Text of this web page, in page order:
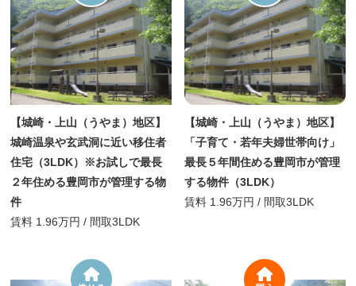
【城崎・上山（うやま）地区】
城崎温泉や玄武洞に近い移住者
住宅（3LDK）※お試しで最長
２年住める豊岡市が管理する物
件
賃料 1.96万円 / 間取3LDK
【城崎・上山（うやま）地区】
「子育て・若年夫婦世帯向け」
最長５年間住める豊岡市が管理
する物件（3LDK）
賃料 1.96万円 / 間取3LDK